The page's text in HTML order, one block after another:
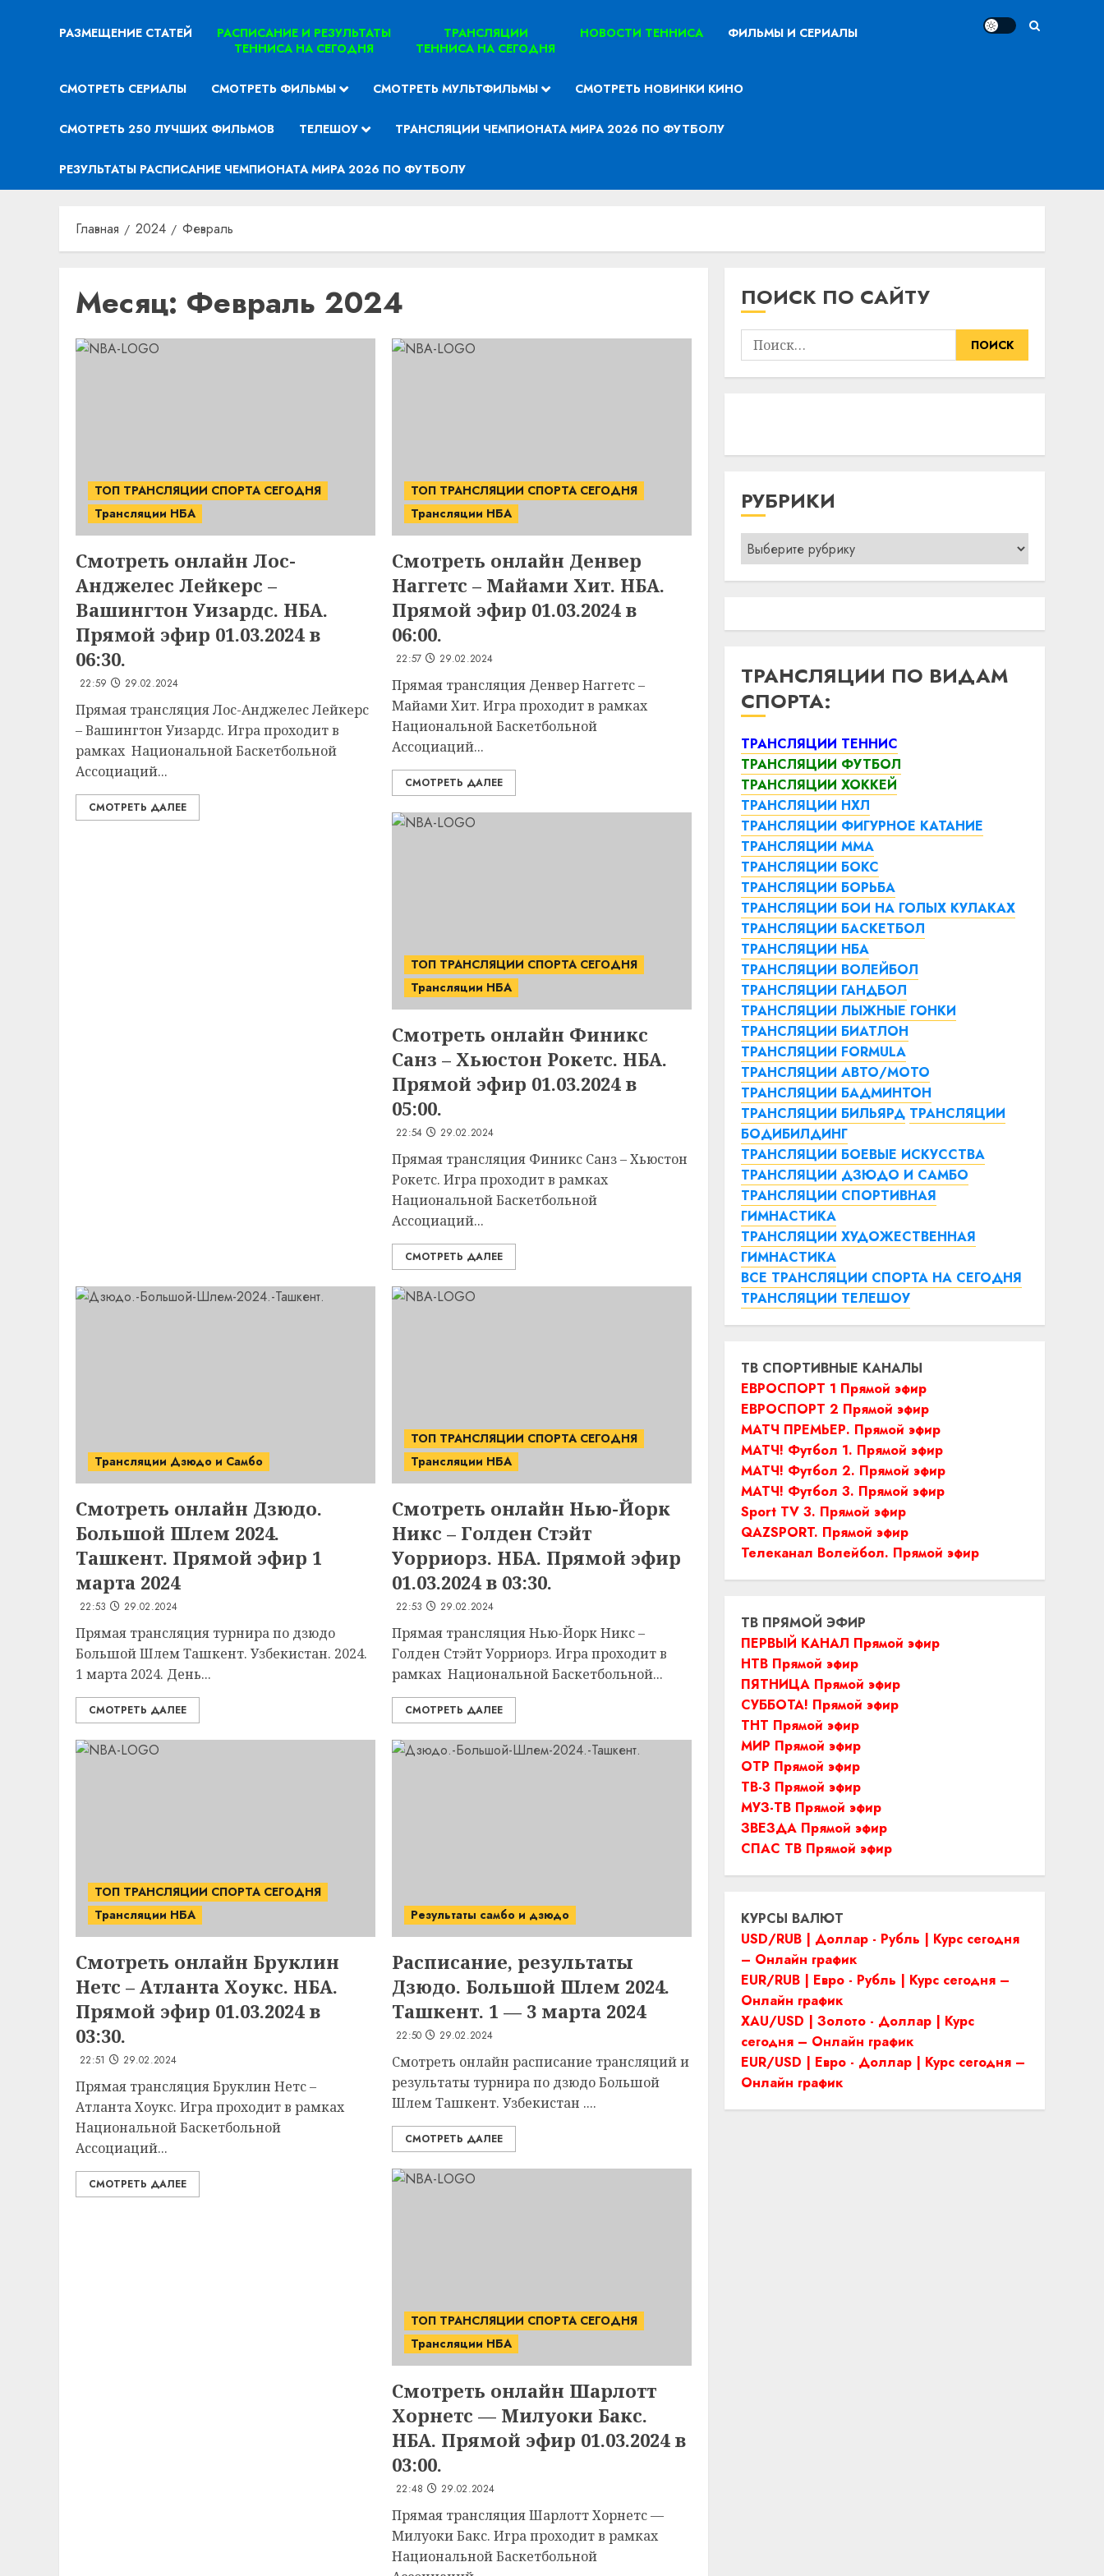
РАЗМЕЩЕНИЕ СТАТЕЙ
РАСПИСАНИЕ И РЕЗУЛЬТАТЫ
ТЕННИСА НА СЕГОДНЯ
ТРАНСЛЯЦИИ
ТЕННИСА НА СЕГОДНЯ
НОВОСТИ ТЕННИСА ФИЛЬМЫ И СЕРИАЛЫ
СМОТРЕТЬ СЕРИАЛЫ СМОТРЕТЬ ФИЛЬМЫ СМОТРЕТЬ МУЛЬТФИЛЬМЫ СМОТРЕТЬ НОВИНКИ КИНО
СМОТРЕТЬ 250 ЛУЧШИХ ФИЛЬМОВ ТЕЛЕШОУ ТРАНСЛЯЦИИ ЧЕМПИОНАТА МИРА 2026 ПО ФУТБОЛУ
РЕЗУЛЬТАТЫ РАСПИСАНИЕ ЧЕМПИОНАТА МИРА 2026 ПО ФУТБОЛУ
Главная 2024 Февраль
Месяц: Февраль 2024
ТОП ТРАНСЛЯЦИИ СПОРТА СЕГОДНЯ
Трансляции НБА
Смотреть онлайн Лос-
Анджелес Лейкерс –
Вашингтон Уизардс. НБА.
Прямой эфир 01.03.2024 в
06:30.
22:59 29.02.2024
Прямая трансляция Лос-Анджелес Лейкерс
– Вашингтон Уизардс. Игра проходит в
рамках Национальной Баскетбольной
Ассоциаций...
СМОТРЕТЬ ДАЛЕЕ
ТОП ТРАНСЛЯЦИИ СПОРТА СЕГОДНЯ
Трансляции НБА
Смотреть онлайн Денвер
Наггетс – Майами Хит. НБА.
Прямой эфир 01.03.2024 в
06:00.
22:57 29.02.2024
Прямая трансляция Денвер Наггетс –
Майами Хит. Игра проходит в рамках
Национальной Баскетбольной
Ассоциаций...
СМОТРЕТЬ ДАЛЕЕ
ТОП ТРАНСЛЯЦИИ СПОРТА СЕГОДНЯ
Трансляции НБА
Смотреть онлайн Финикс
Санз – Хьюстон Рокетс. НБА.
Прямой эфир 01.03.2024 в
05:00.
22:54 29.02.2024
Прямая трансляция Финикс Санз – Хьюстон
Рокетс. Игра проходит в рамках
Национальной Баскетбольной
Ассоциаций...
СМОТРЕТЬ ДАЛЕЕ
Трансляции Дзюдо и Самбо
Смотреть онлайн Дзюдо.
Большой Шлем 2024.
Ташкент. Прямой эфир 1
марта 2024
22:53 29.02.2024
Прямая трансляция турнира по дзюдо
Большой Шлем Ташкент. Узбекистан. 2024.
1 марта 2024. День...
СМОТРЕТЬ ДАЛЕЕ
ТОП ТРАНСЛЯЦИИ СПОРТА СЕГОДНЯ
Трансляции НБА
Смотреть онлайн Нью-Йорк
Никс – Голден Стэйт
Уорриорз. НБА. Прямой эфир
01.03.2024 в 03:30.
22:53 29.02.2024
Прямая трансляция Нью-Йорк Никс –
Голден Стэйт Уорриорз. Игра проходит в
рамках Национальной Баскетбольной...
СМОТРЕТЬ ДАЛЕЕ
ТОП ТРАНСЛЯЦИИ СПОРТА СЕГОДНЯ
Трансляции НБА
Смотреть онлайн Бруклин
Нетс – Атланта Хоукс. НБА.
Прямой эфир 01.03.2024 в
03:30.
22:51 29.02.2024
Прямая трансляция Бруклин Нетс –
Атланта Хоукс. Игра проходит в рамках
Национальной Баскетбольной
Ассоциаций...
СМОТРЕТЬ ДАЛЕЕ
Результаты самбо и дзюдо
Расписание, результаты
Дзюдо. Большой Шлем 2024.
Ташкент. 1 — 3 марта 2024
22:50 29.02.2024
Смотреть онлайн расписание трансляций и
результаты турнира по дзюдо Большой
Шлем Ташкент. Узбекистан ....
СМОТРЕТЬ ДАЛЕЕ
ТОП ТРАНСЛЯЦИИ СПОРТА СЕГОДНЯ
Трансляции НБА
Смотреть онлайн Шарлотт
Хорнетс — Милуоки Бакс.
НБА. Прямой эфир 01.03.2024 в
03:00.
22:48 29.02.2024
Прямая трансляция Шарлотт Хорнетс —
Милуоки Бакс. Игра проходит в рамках
Национальной Баскетбольной
ПОИСК ПО САЙТУ
Найти:
РУБРИКИ
Рубрики
ТРАНСЛЯЦИИ ПО ВИДАМ
СПОРТА:
ТРАНСЛЯЦИИ ТЕННИС
ТРАНСЛЯЦИИ ФУТБОЛ
ТРАНСЛЯЦИИ ХОККЕЙ
ТРАНСЛЯЦИИ НХЛ
ТРАНСЛЯЦИИ ФИГУРНОЕ КАТАНИЕ
ТРАНСЛЯЦИИ ММА
ТРАНСЛЯЦИИ БОКС
ТРАНСЛЯЦИИ БОРЬБА
ТРАНСЛЯЦИИ БОИ НА ГОЛЫХ КУЛАКАХ
ТРАНСЛЯЦИИ БАСКЕТБОЛ
ТРАНСЛЯЦИИ НБА
ТРАНСЛЯЦИИ ВОЛЕЙБОЛ
ТРАНСЛЯЦИИ ГАНДБОЛ
ТРАНСЛЯЦИИ ЛЫЖНЫЕ ГОНКИ
ТРАНСЛЯЦИИ БИАТЛОН
ТРАНСЛЯЦИИ FORMULA
ТРАНСЛЯЦИИ АВТО/МОТО
ТРАНСЛЯЦИИ БАДМИНТОН
ТРАНСЛЯЦИИ БИЛЬЯРД ТРАНСЛЯЦИИ
БОДИБИЛДИНГ
ТРАНСЛЯЦИИ БОЕВЫЕ ИСКУССТВА
ТРАНСЛЯЦИИ ДЗЮДО И САМБО
ТРАНСЛЯЦИИ СПОРТИВНАЯ
ГИМНАСТИКА
ТРАНСЛЯЦИИ ХУДОЖЕСТВЕННАЯ
ГИМНАСТИКА
ВСЕ ТРАНСЛЯЦИИ СПОРТА НА СЕГОДНЯ
ТРАНСЛЯЦИИ ТЕЛЕШОУ
ТВ СПОРТИВНЫЕ КАНАЛЫ
ЕВРОСПОРТ 1 Прямой эфир
ЕВРОСПОРТ 2 Прямой эфир
МАТЧ ПРЕМЬЕР. Прямой эфир
МАТЧ! Футбол 1. Прямой эфир
МАТЧ! Футбол 2. Прямой эфир
МАТЧ! Футбол 3. Прямой эфир
Sport TV 3. Прямой эфир
QAZSPORT. Прямой эфир
Телеканал Волейбол. Прямой эфир
ТВ ПРЯМОЙ ЭФИР
ПЕРВЫЙ КАНАЛ Прямой эфир
НТВ Прямой эфир
ПЯТНИЦА Прямой эфир
СУББОТА! Прямой эфир
ТНТ Прямой эфир
МИР Прямой эфир
ОТР Прямой эфир
ТВ-3 Прямой эфир
МУЗ-ТВ Прямой эфир
ЗВЕЗДА Прямой эфир
СПАС ТВ Прямой эфир
КУРСЫ ВАЛЮТ
USD/RUB | Доллар - Рубль | Курс сегодня
– Онлайн график
EUR/RUB | Евро - Рубль | Курс сегодня –
Онлайн график
XAU/USD | Золото - Доллар | Курс
сегодня – Онлайн график
EUR/USD | Евро - Доллар | Курс сегодня –
Онлайн график